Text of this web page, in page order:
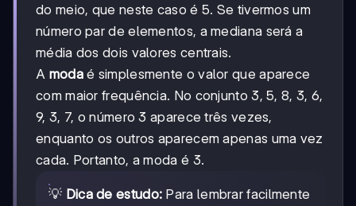
do meio, que neste caso é 5. Se tivermos um
número par de elementos, a mediana será a
média dos dois valores centrais.
A modaé simplesmente o valor que aparece
com maior frequência. No conjunto 3, 5, 8, 3, 6,
9, 3, 7, o número 3 aparece três vezes,
enquanto os outros aparecem apenas uma vez
cada. Portanto, a moda é 3.
💡 Dica de estudo: Para lembrar facilmente